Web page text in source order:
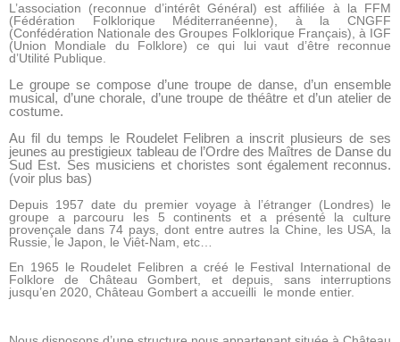
L’association (reconnue d’intérêt Général) est affiliée à la FFM
(Fédération Folklorique Méditerranéenne), à la CNGFF
(Confédération Nationale des Groupes Folklorique Français), à IGF
(Union Mondiale du Folklore) ce qui lui vaut d’être reconnue
d’Utilité Publique.
Le groupe se compose d’une troupe de danse, d’un ensemble
musical, d’une chorale, d’une troupe de théâtre et d’un atelier de
costume.
Au fil du temps le Roudelet Felibren a inscrit plusieurs de ses
jeunes au prestigieux tableau de l’Ordre des Maîtres de Danse du
Sud Est. Ses musiciens et choristes sont également reconnus.
(voir plus bas)
Depuis 1957 date du premier voyage à l’étranger (Londres) le
groupe a parcouru les 5 continents et a présenté la culture
provençale dans 74 pays, dont entre autres la Chine, les USA, la
Russie, le Japon, le Viêt-Nam, etc…
En 1965 le Roudelet Felibren a créé le Festival International de
Folklore de Château Gombert, et depuis, sans interruptions
jusqu’en 2020, Château Gombert a accueilli le monde entier.